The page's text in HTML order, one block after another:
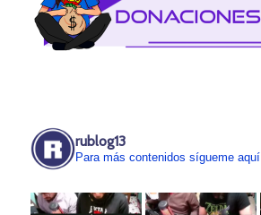
rublog13
Para más contenidos sígueme aquí.